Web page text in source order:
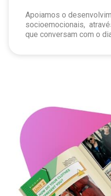
Apoiamos o
socioemocionais,
que conversam com o